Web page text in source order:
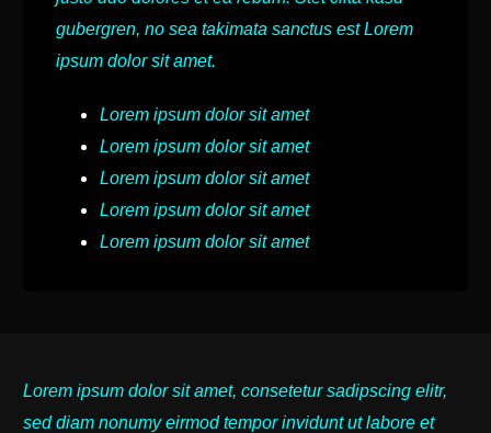
gubergren, no sea takimata sanctus est Lorem
ipsum dolor sit amet.
Lorem ipsum dolor sit amet
Lorem ipsum dolor sit amet
Lorem ipsum dolor sit amet
Lorem ipsum dolor sit amet
Lorem ipsum dolor sit amet
Lorem ipsum dolor sit amet, consetetur sadipscing elitr,
sed diam nonumy eirmod tempor invidunt ut labore et